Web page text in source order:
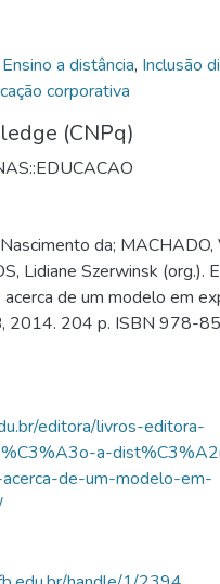
Ensino a distância, Inclusão
corporativa
(CNPq)
da; MACHADO,
Lidiane Szerwinsk (org.).
de um modelo em
2014. 204 p. ISBN 978-
editora/livros-editora-
a-
de-um-modelo-em-